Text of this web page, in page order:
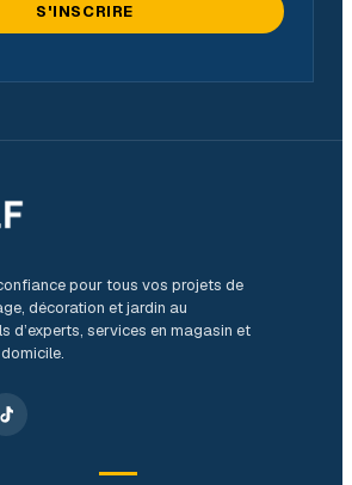
S'INSCRIRE
pour tous vos projets de
décoration et jardin au
d’experts, services en magasin et